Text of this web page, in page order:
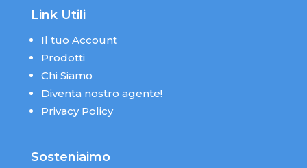
Link Utili
Il tuo Account
Prodotti
Chi Siamo
Diventa nostro agente!
Privacy Policy
Sosteniaimo